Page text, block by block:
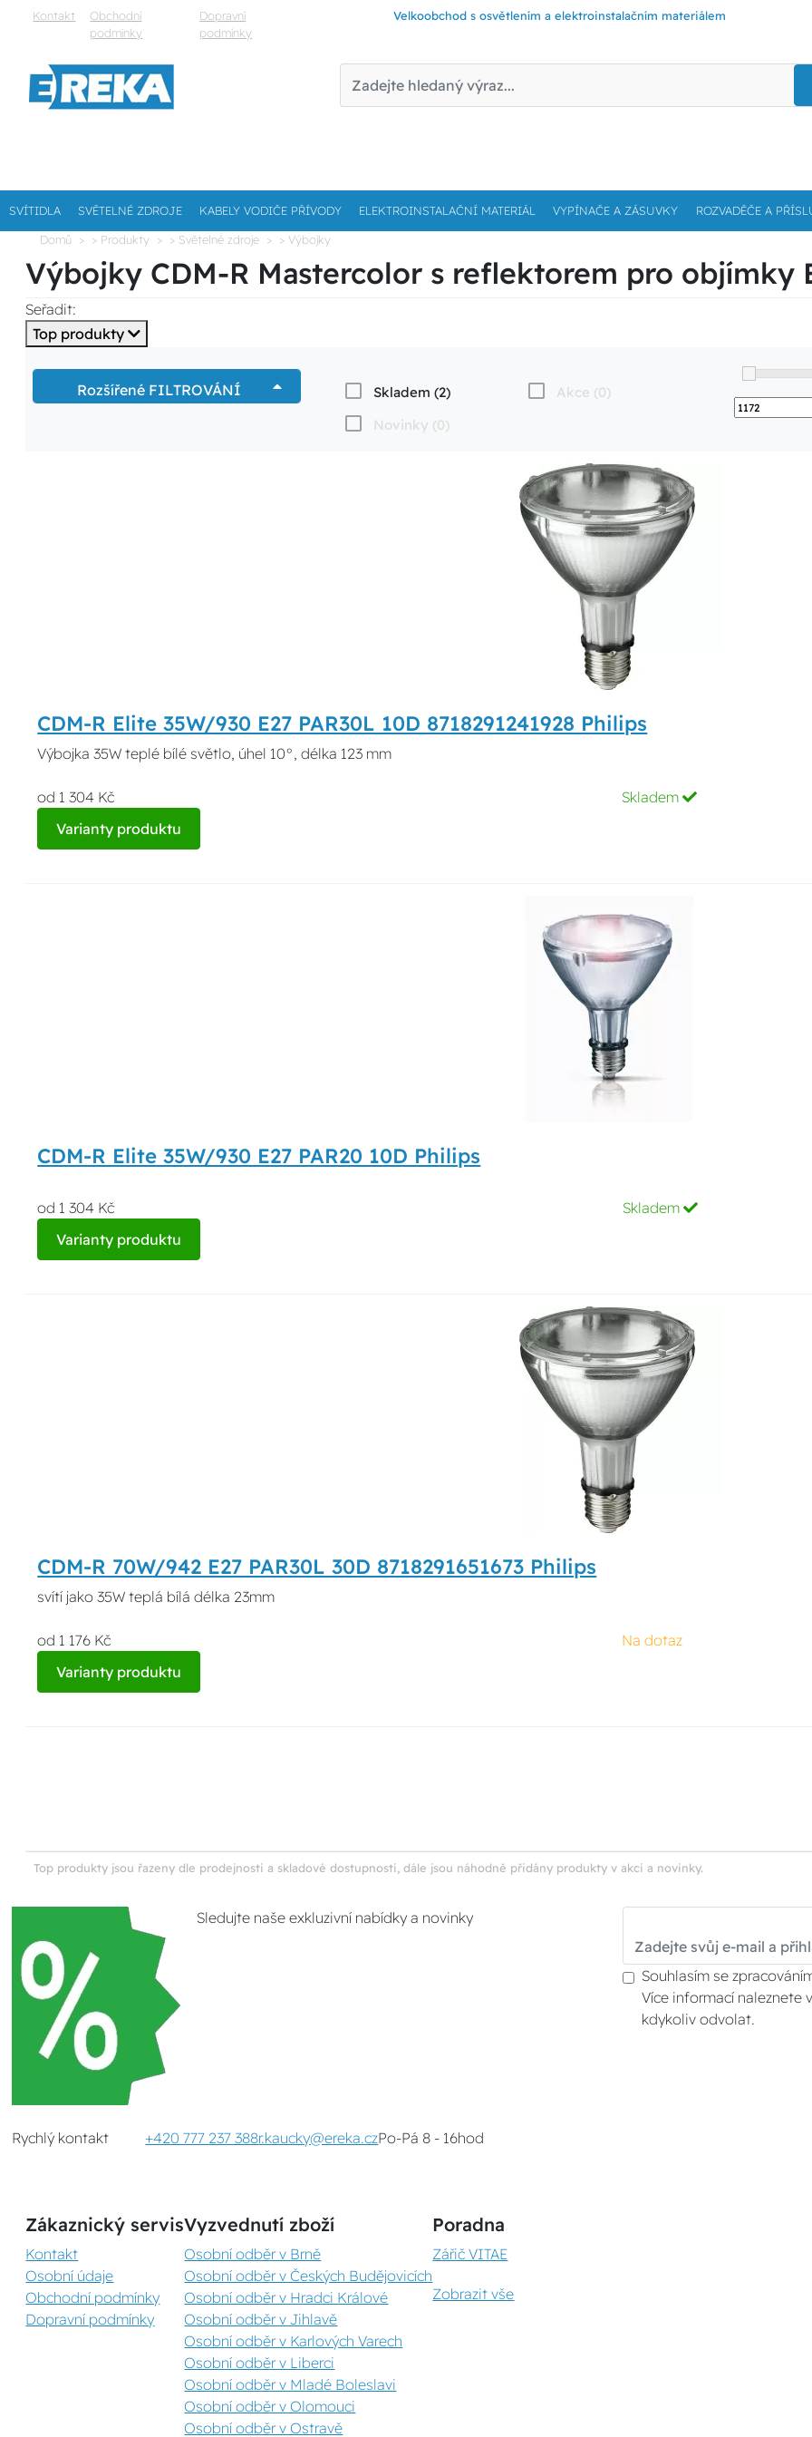
Kontakt
Obchodní
podmínky
Dopravní
podmínky
Velkoobchod s osvětlením a elektroinstalačním materiálem
SVÍTIDLA SVĚTELNÉ ZDROJE KABELY VODIČE PŘÍVODY ELEKTROINSTALAČNÍ MATERIÁL VYPÍNAČE A ZÁSUVKY ROZVADĚČE A
Domů > Produkty > Světelné zdroje > Výbojky
Výbojky CDM-R Mastercolor s reflektorem pro objímky
Seřadit:
Top produkty
Rozšířené FILTROVÁNÍ Skladem (2)
Akce (0)
Novinky (0)
CDM-R Elite 35W/930 E27 PAR30L 10D 8718291241928 Philips
Výbojka 35W teplé bílé světlo, úhel 10°, délka 123 mm
od 1 304 Kč
Skladem
Varianty produktu
CDM-R Elite 35W/930 E27 PAR20 10D Philips
od 1 304 Kč
Skladem
Varianty produktu
CDM-R 70W/942 E27 PAR30L 30D 8718291651673 Philips
svítí jako 35W teplá bílá délka 23mm
od 1 176 Kč
Na dotaz
Varianty produktu
Top produkty jsou řazeny dle prodejnosti a skladové dostupnosti, dále jsou náhodně přidány produkty v akci a novinky.
Sledujte naše exkluzivní nabídky a novinky
Souhlasím se
Více informací naleznete
kdykoliv odvolat.
Rychlý kontakt +420 777 237 388r.kaucky@ereka.czPo-Pá 8 - 16hod
Zákaznický servis
Kontakt
Osobní údaje
Obchodní podmínky
Dopravní podmínky
Vyzvednutí zboží
Osobní odběr v Brně
Osobní odběr v Českých Budějovicích
Osobní odběr v Hradci Králové
Osobní odběr v Jihlavě
Osobní odběr v Karlových Varech
Osobní odběr v Liberci
Osobní odběr v Mladé Boleslavi
Osobní odběr v Olomouci
Osobní odběr v Ostravě
Poradna
Zářič VITAE
Zobrazit vše